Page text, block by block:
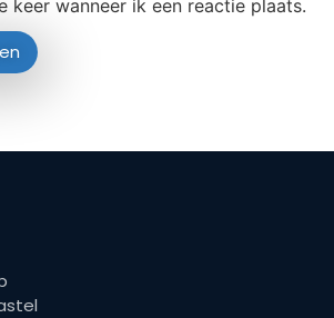
keer wanneer ik een reactie plaats.